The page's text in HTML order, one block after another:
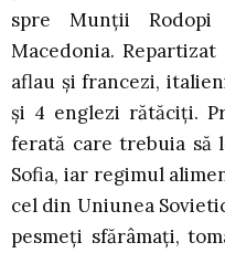
spre Munţii
Macedonia.
aflau şi francezi,
şi 4 englezi rătăciţi.
ferată care trebuia să
Sofia, iar regimul
cel din Uniunea
pesmeţi sfărâmaţi,